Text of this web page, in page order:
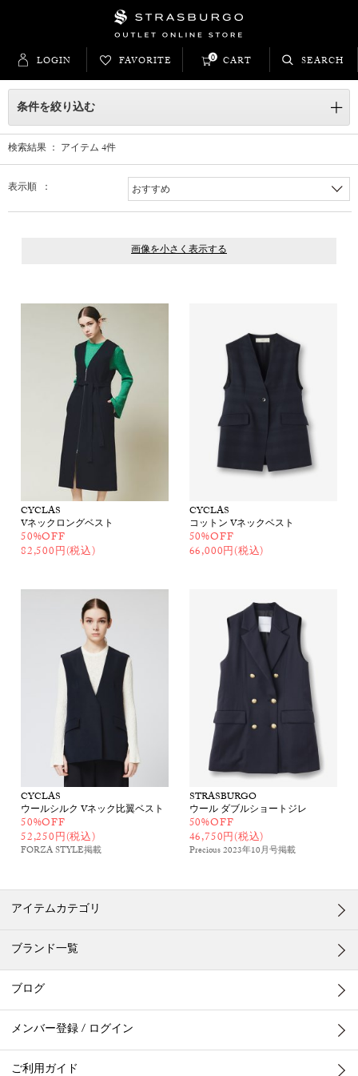
LOGIN FAVORITE CART
0 SEARCH
条件を絞り込む
検索結果 ： アイテム 4件
表示順 ：
CYCLAS
Vネックロングベスト
50%OFF
82,500円(税込)
CYCLAS
コットン Vネックベスト
50%OFF
66,000円(税込)
CYCLAS
ウールシルク Vネック比翼ベスト
50%OFF
52,250円(税込)
FORZA STYLE掲載
STRASBURGO
ウール ダブルショートジレ
50%OFF
46,750円(税込)
Precious 2023年10月号掲載
アイテムカテゴリ
ブランド一覧
ブログ
メンバー登録 / ログイン
ご利用ガイド